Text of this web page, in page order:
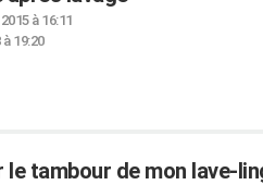
à 16:11
à 19:20
tambour de mon lave-